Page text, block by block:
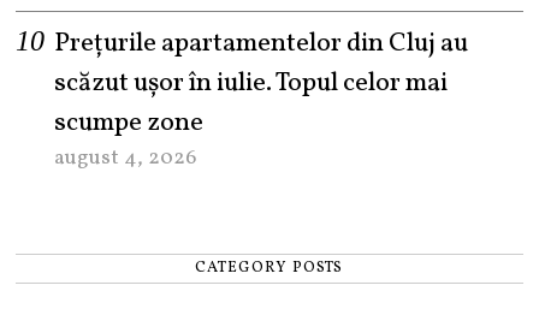
Prețurile apartamentelor din Cluj au
scăzut ușor în iulie. Topul celor mai
scumpe zone
august 4, 2026
CATEGORY POSTS